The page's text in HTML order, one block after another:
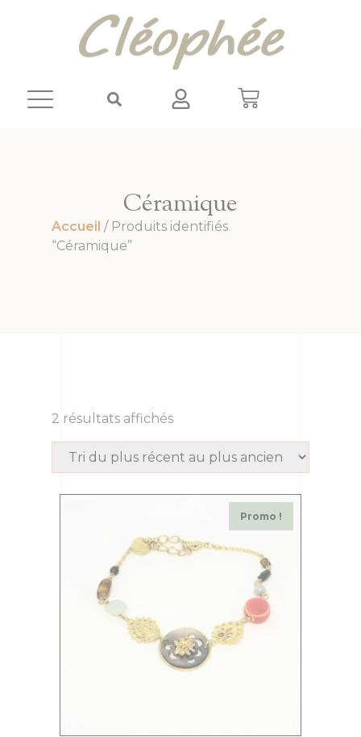
Céramique
Accueil / Produits identifiés
“Céramique”
2 résultats affichés
Promo !